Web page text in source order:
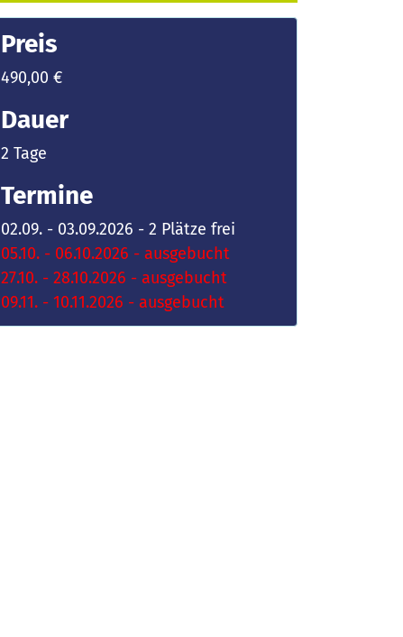
Preis
490,00 €
Dauer
2 Tage
Termine
02.09. - 03.09.2026 - 2 Plätze frei
05.10. - 06.10.2026 - ausgebucht
27.10. - 28.10.2026 - ausgebucht
09.11. - 10.11.2026 - ausgebucht